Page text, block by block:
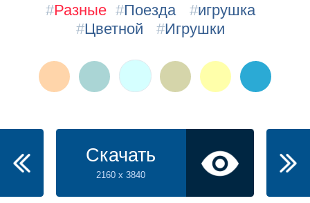
#Разные #Поезда #игрушка
#Цветной #Игрушки
Скачать
2160 x 3840